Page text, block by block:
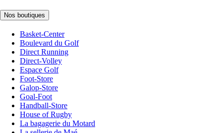
Nos boutiques
Basket-Center
Boulevard du Golf
Direct Running
Direct-Volley
Espace Golf
Foot-Store
Galop-Store
Goal-Foot
Handball-Store
House of Rugby
La bagagerie du Motard